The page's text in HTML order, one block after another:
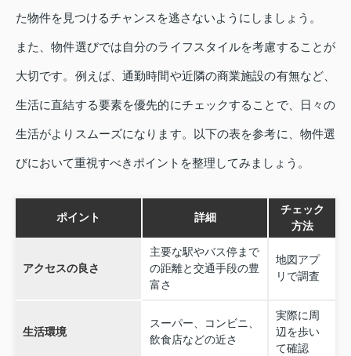
た物件を見つけるチャンスを逃さないようにしましょう。
また、物件選びでは自分のライフスタイルを考慮することが
大切です。例えば、通勤時間や近隣の商業施設の有無など、
生活に直結する要素を優先的にチェックすることで、日々の
生活がよりスムーズになります。以下の表を参考に、物件選
びにおいて重視すべきポイントを整理してみましょう。
ポイント 詳細
チェック
方法
アクセスの良さ
主要な駅やバス停まで
の距離と交通手段の豊
富さ
地図アプ
リで調査
生活環境
スーパー、コンビニ、
飲食店などの近さ
実際に周
辺を歩い
て確認